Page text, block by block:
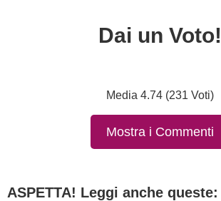
Dai un Voto!
Media 4.74 (231 Voti)
Mostra i Commenti
ASPETTA! Leggi anche queste: